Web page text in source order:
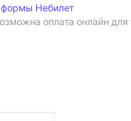
Небилет
оплата онлайн для